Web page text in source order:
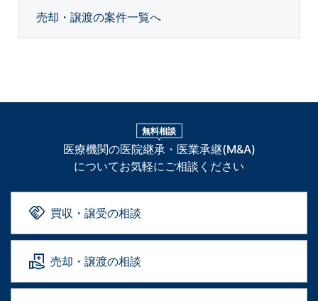
売却・譲渡の案件一覧へ
無料相談
医療機関の医院継承・医業承継(M&A)
についてお気軽にご相談ください
買収・譲受の相談
売却・譲渡の相談